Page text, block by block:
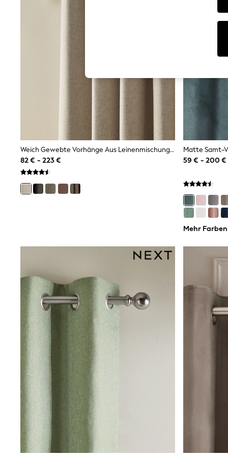
Sunglasses
All Swimwear
Accessories
Bags & Luggage
Footwear
Linen Collection
Loafers
Polo Shirts
Sandals & Flipflops
Sunglasses
T-Shirts
Vests
Boys Holiday Shop
All Swimwear
Ponchos & Toweling sets
Sun Hats & Caps
Swimshorts
Tops & T-Shirts
Girls Holiday Shop
All Swimwear
Beach Dresses & Kaftans
Dresses
Sun Hats & Caps
Jumpsuits & Playsuits
Rash Vests
Sandals & Sliders
Shorts
Skirts
Sunglasses
Sunsafe Swimwear
Tops & T-Shirts
Baby Holiday Shop
Baby Travel Accessories
All Accessories
Beach Bags
Weich Gewebte Vorhänge Aus Leinenmischung Mit Ösen
82 € - 223 €
Matte Samt-
59 € - 200 €
Mehr